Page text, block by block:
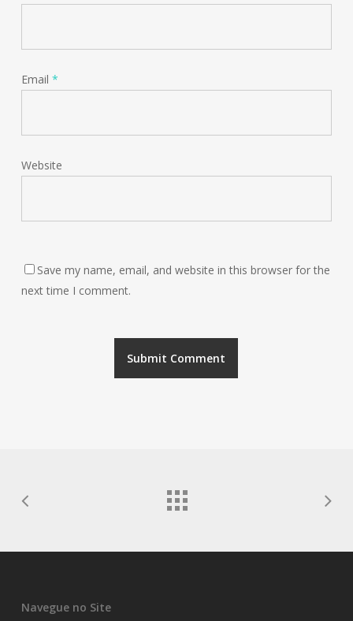
Email *
Website
Save my name, email, and website in this browser for the
next time I comment.
Navegue no Site